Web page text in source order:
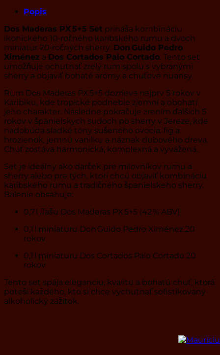
Popis
Dos Maderas PX 5+5 Set prináša kombináciu
ikonického 10‑ročného karibského rumu a dvoch
miniatur 20‑ročných sherry: Don Guido Pedro
Ximénez a Dos Cortados Palo Cortado. Tento set
umožňuje ochutnať zrelý rum spolu s vybranými
sherry a objaviť bohaté arómy a chuťové nuansy.
Rum Dos Maderas PX 5+5 dozrieva najprv 5 rokov v
Karibiku, kde tropické podnebie zjemní a obohatí
jeho charakter. Následne pokračuje zrením ďalších 5
rokov v španielskych sudoch po sherry v Jereze, kde
nadobúda sladké tóny sušeného ovocia, fíg a
hrozienok, jemnú vanilku a náznak dubového dreva.
Chuť zostáva harmonická, komplexná a vyvážená.
Set je ideálny ako darček pre milovníkov rumu a
sherry alebo pre tých, ktorí chcú objaviť kombináciu
karibského rumu a tradičného španielskeho sherry.
Balenie obsahuje:
0,7 l fľašu Dos Maderas PX 5+5 (42 % ABV)
0,1 l miniaturu Don Guido Pedro Ximénez 20
rokov
0,1 l miniaturu Dos Cortados Palo Cortado 20
rokov
Tento set spája eleganciu, kvalitu a bohatú chuť, ktorá
poteší každého, kto si chce vychutnať sofistikovaný
alkoholický zážitok.